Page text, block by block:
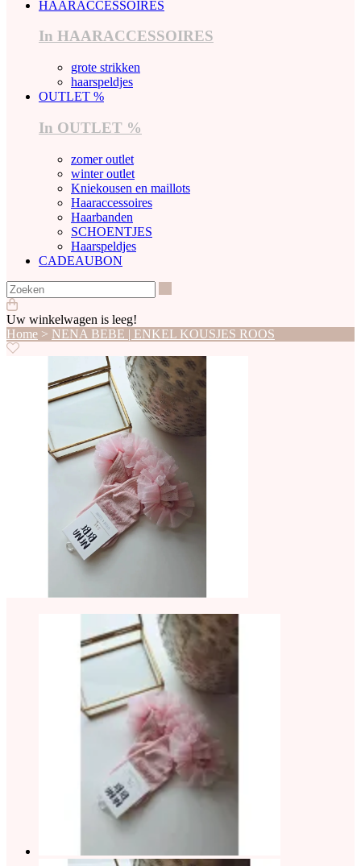
HAARACCESSOIRES
In HAARACCESSOIRES
grote strikken
haarspeldjes
OUTLET %
In OUTLET %
zomer outlet
winter outlet
Kniekousen en maillots
Haaraccessoires
Haarbanden
SCHOENTJES
Haarspeldjes
CADEAUBON
Uw winkelwagen is leeg!
Home > NENA BEBE | ENKEL KOUSJES ROOS